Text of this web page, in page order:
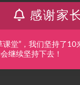
析了分时做T的精髓
一位经验丰富的船
感谢家
课堂”，我们坚持了
继续坚持下去！